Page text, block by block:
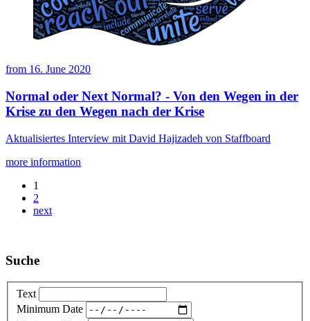
from 16. June 2020
Normal oder Next Normal? - Von den Wegen in der
Krise zu den Wegen nach der Krise
Aktualisiertes Interview mit David Hajizadeh von Staffboard
more information
1
2
next
Suche
Text
Minimum Date